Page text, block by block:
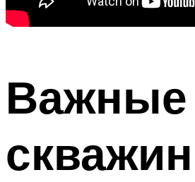
Важные